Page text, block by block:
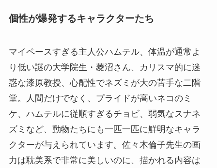
個性が爆発するキャラクターたち
マイペースすぎる主人公ハムテル、体温が通常よ
り低い謎の大学院生・菱沼さん、カリスマ的に迷
惑な漆原教授、心配性でネズミが大の苦手な二階
堂。人間だけでなく、プライドが高いネコのミ
ケ、ハムテルに従順すぎるチョビ、弱気なスナネ
ズミなど、動物たちにも一匹一匹に鮮明なキャラ
クターが与えられています。佐々木倫子先生の画
力は耽美系で非常に美しいのに、描かれる内容は